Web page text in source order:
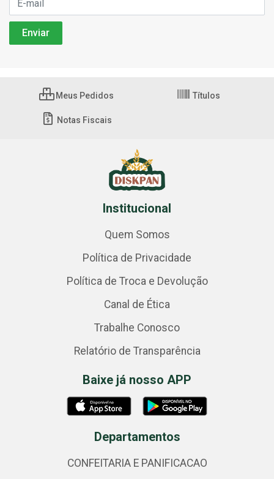
Meus Pedidos Títulos
Notas Fiscais
Institucional
Quem Somos
Política de Privacidade
Política de Troca e Devolução
Canal de Ética
Trabalhe Conosco
Relatório de Transparência
Baixe já nosso APP
Departamentos
CONFEITARIA E PANIFICACAO